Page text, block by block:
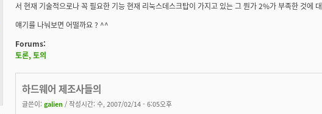
서 현재 기술적으로나 꼭 필요한 기능 현재 리눅스데스크탑이 가지고 있는 그 뭔가 2%가 부족한 것에
얘기를 나눠보면 어떨까요 ? ^^
Forums:
토론, 토의
하드웨어 제조사들의
글쓴이: galien / 작성시간: 수, 2007/02/14 - 6:05오후